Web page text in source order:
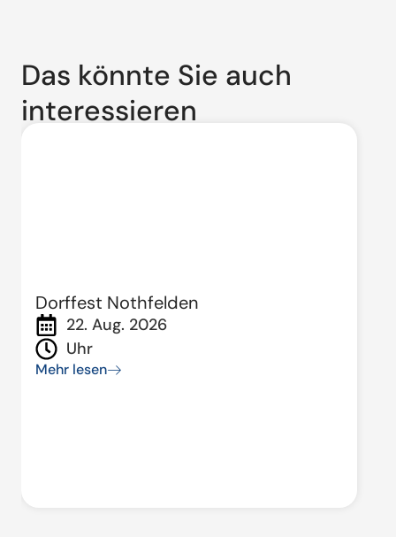
Das könnte Sie auch
interessieren
Dorffest Nothfelden
22. Aug. 2026
Uhr
Mehr lesen